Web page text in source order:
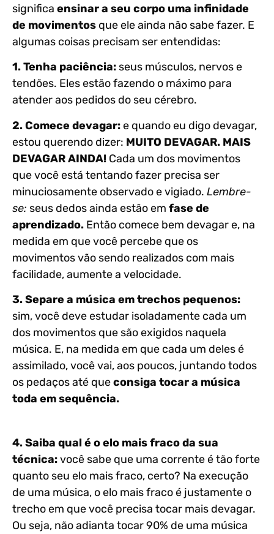
significa ensinar a seu corpo uma infinidade
de movimentos que ele ainda não sabe fazer. E
algumas coisas precisam ser entendidas:
1. Tenha paciência: seus músculos, nervos e
tendões. Eles estão fazendo o máximo para
atender aos pedidos do seu cérebro.
2. Comece devagar:e quando eu digo devagar,
estou querendo dizer: MUITO DEVAGAR. MAIS
DEVAGAR AINDA! Cada um dos movimentos
que você está tentando fazer precisa ser
minuciosamente observado e vigiado. Lembre-
se: seus dedos ainda estão em fase de
aprendizado. Então comece bem devagar e, na
medida em que você percebe que os
movimentos vão sendo realizados com mais
facilidade, aumente a velocidade.
3. Separe a música em trechos pequenos:
sim, você deve estudar isoladamente cada um
dos movimentos que são exigidos naquela
música. E, na medida em que cada um deles é
assimilado, você vai, aos poucos, juntando todos
os pedaços até queconsiga tocar a música
toda em sequência.
4. Saiba qual é o elo mais fraco da sua
técnica:você sabe que uma corrente é tão forte
quanto seu elo mais fraco, certo? Na execução
de uma música, o elo mais fraco é justamente o
trecho em que você precisa tocar mais devagar.
Ou seja, não adianta tocar 90% de uma música